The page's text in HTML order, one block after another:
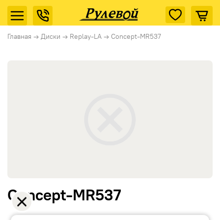
Главная → Диски → Replay-LA → Concept-MR537
Concept-MR537